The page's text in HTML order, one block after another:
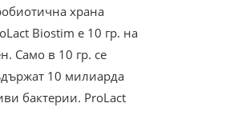
храна
Biostim е 10 гр. на
Само в 10 гр. се
10 милиарда
бактерии. ProLact